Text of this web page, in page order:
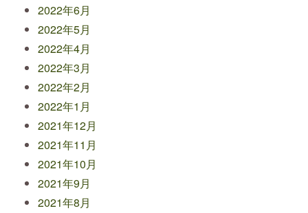
2022年6月
2022年5月
2022年4月
2022年3月
2022年2月
2022年1月
2021年12月
2021年11月
2021年10月
2021年9月
2021年8月